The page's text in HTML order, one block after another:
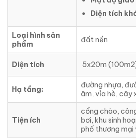
Diện tích
Loại hình sản
phẩm
đất nền
Diện tích 5x20m
Hạ tầng:
đường nhựa,
âm, vỉa hè, cây
Tiện ích
cổng chào,
bơi, khu sinh
phố thương